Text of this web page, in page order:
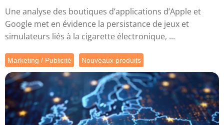
Une analyse des boutiques d’applications d’Apple et
Google met en évidence la persistance de jeux et
simulateurs liés à la cigarette électronique, ...
Marketing / Publicité Nouveaux produits